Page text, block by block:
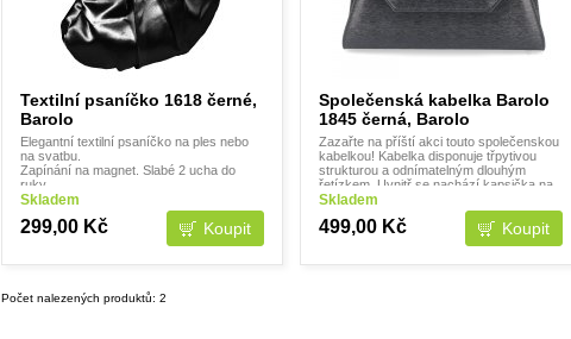
Textilní psaníčko 1618 černé,
Barolo
Elegantní textilní psaníčko na ples nebo
na svatbu.
Zapínání na magnet. Slabé 2 ucha do
ruky.
Rozměry: 22 x 18 x 2
Skladem
299,00 Kč
Společenská kabelka Barolo
1845 černá, Barolo
Zazařte na příští akci touto společenskou
kabelkou! Kabelka disponuje třpytivou
strukturou a odnímatelným dlouhým
řetízkem. Uvnitř se nachází kapsička na
drobnosti. Popis kabelky: span
Skladem
499,00 Kč
Počet nalezených produktů: 2